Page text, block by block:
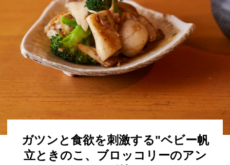
ガツンと食欲を刺激する"ベビー帆
立ときのこ、ブロッコリーのアン